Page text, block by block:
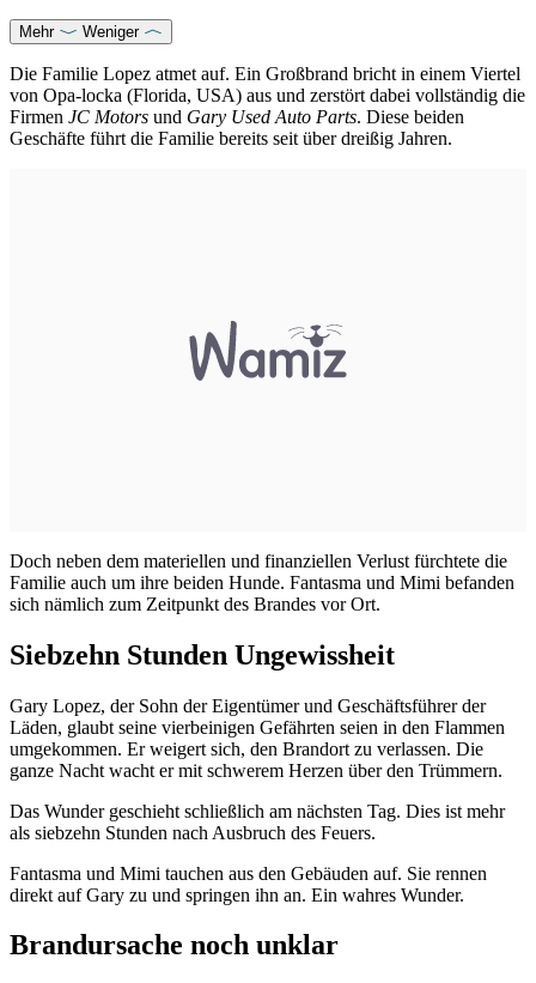
Mehr Weniger
Die Familie Lopez atmet auf. Ein Großbrand bricht in einem Viertel
von Opa-locka (Florida, USA) aus und zerstört dabei vollständig die
Firmen JC Motors und Gary Used Auto Parts. Diese beiden
Geschäfte führt die Familie bereits seit über dreißig Jahren.
Doch neben dem materiellen und finanziellen Verlust fürchtete die
Familie auch um ihre beiden Hunde. Fantasma und Mimi befanden
sich nämlich zum Zeitpunkt des Brandes vor Ort.
Siebzehn Stunden Ungewissheit
Gary Lopez, der Sohn der Eigentümer und Geschäftsführer der
Läden, glaubt seine vierbeinigen Gefährten seien in den Flammen
umgekommen. Er weigert sich, den Brandort zu verlassen. Die
ganze Nacht wacht er mit schwerem Herzen über den Trümmern.
Das Wunder geschieht schließlich am nächsten Tag. Dies ist mehr
als siebzehn Stunden nach Ausbruch des Feuers.
Fantasma und Mimi tauchen aus den Gebäuden auf. Sie rennen
direkt auf Gary zu und springen ihn an. Ein wahres Wunder.
Brandursache noch unklar